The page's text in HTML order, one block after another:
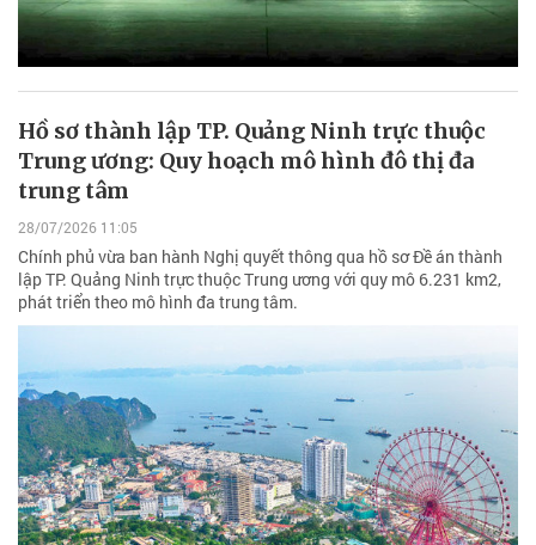
Hồ sơ thành lập TP. Quảng Ninh trực thuộc
Trung ương: Quy hoạch mô hình đô thị đa
trung tâm
28/07/2026 11:05
Chính phủ vừa ban hành Nghị quyết thông qua hồ sơ Đề án thành
lập TP. Quảng Ninh trực thuộc Trung ương với quy mô 6.231 km2,
phát triển theo mô hình đa trung tâm.